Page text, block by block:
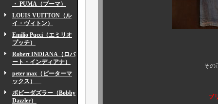
・ PUMA（プーマ）
LOUIS VUITTON（ル
イ・ヴィトン）
Emilio Pucci（エミリオ
プッチ）
Robert INDIANA（ロバ
ート・インディアナ）
peter max（ピーターマ
ックス）
ボビーダズラー（Bobby
Dazzler）
その正体は非常
ブリティッシュのフ